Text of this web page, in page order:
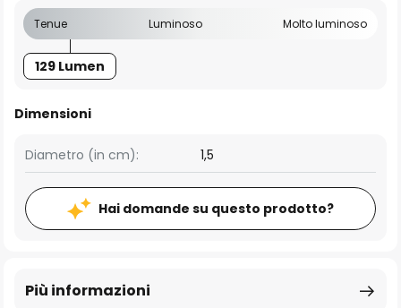
Tenue Luminoso Molto luminoso
129 Lumen
Dimensioni
Diametro (in cm): 1,5
Hai domande su questo prodotto?
Più informazioni